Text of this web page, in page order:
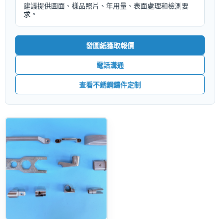
建議提供圖面、樣品照片、年用量、表面處理和檢測要
求。
發圖紙獲取報價
電話溝通
查看不銹鋼鑄件定制